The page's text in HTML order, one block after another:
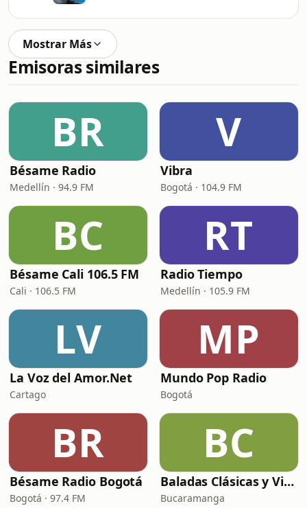
Mostrar Más
Emisoras similares
BR
Bésame Radio
Medellín · 94.9 FM
V
Vibra
Bogotá · 104.9 FM
BC
Bésame Cali 106.5 FM
Cali · 106.5 FM
RT
Radio Tiempo
Medellín · 105.9 FM
LV
La Voz del Amor.Net
Cartago
MP
Mundo Pop Radio
Bogotá
BR
Bésame Radio Bogotá
Bogotá · 97.4 FM
BC
Baladas Clásicas y Viejitas
Bucaramanga